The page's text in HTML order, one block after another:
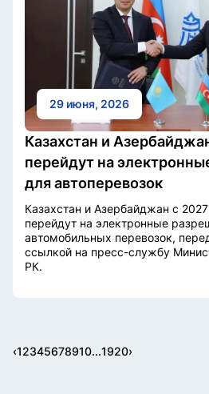
29 июня, 2026
Казахстан и
перейдут на
для автоперевозок
Казахстан и Азербайджан с
перейдут на электронные
автомобильных перевозок,
ссылкой на пресс-службу
РК.
‹12345678910...1920›